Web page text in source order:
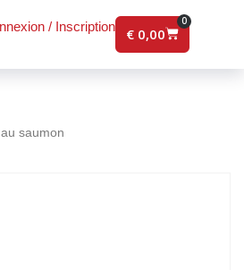
/ Inscription € 0,00
0
saumon